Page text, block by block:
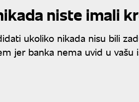
niste imali
ukoliko nikada nisu bili
jer banka nema uvid u vašu